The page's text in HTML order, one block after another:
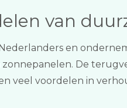
van
en
De
veel voordelen in